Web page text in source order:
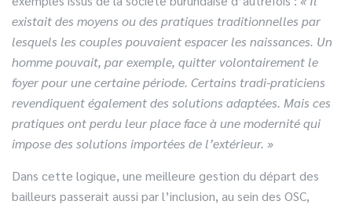
existait des moyens ou des pratiques traditionnelles par
lesquels les couples pouvaient espacer les naissances. Un
homme pouvait, par exemple, quitter volontairement le
foyer pour une certaine période. Certains tradi-praticiens
revendiquent également des solutions adaptées. Mais ces
pratiques ont perdu leur place face à une modernité qui
impose des solutions importées de l’extérieur. »
Dans cette logique, une meilleure gestion du départ des
bailleurs passerait aussi par l’inclusion, au sein des OSC,